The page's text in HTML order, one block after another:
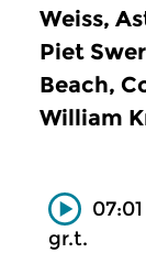
Weiss,
Piet
Beach,
William
gr.t.